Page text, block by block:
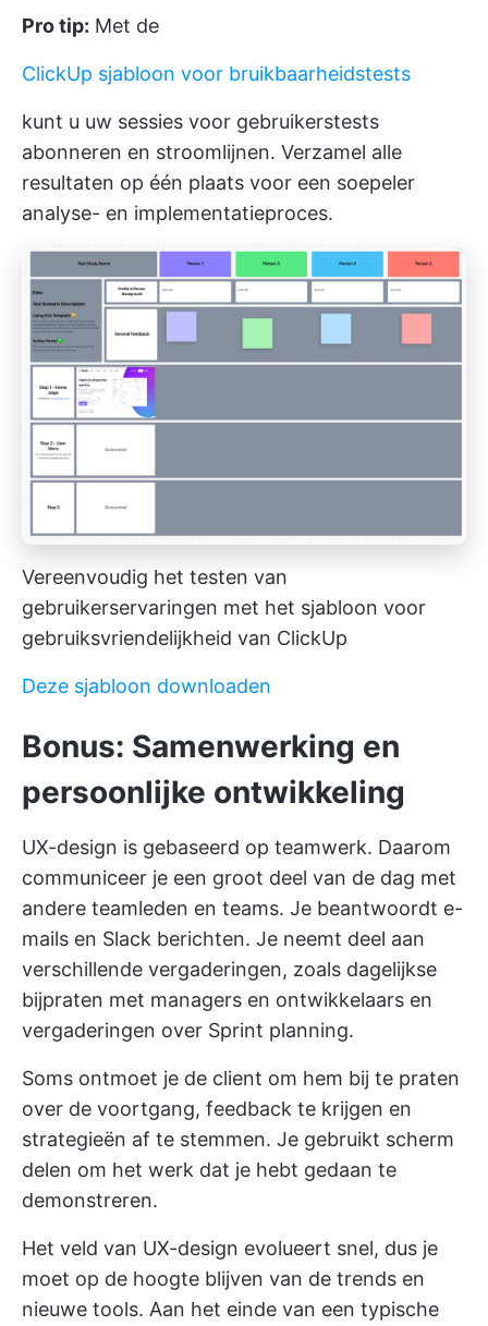
Pro tip: Met de
ClickUp sjabloon voor bruikbaarheidstests
kunt u uw sessies voor gebruikerstests
abonneren en stroomlijnen. Verzamel alle
resultaten op één plaats voor een soepeler
analyse- en implementatieproces.
Vereenvoudig het testen van
gebruikerservaringen met het sjabloon voor
gebruiksvriendelijkheid van ClickUp
Deze sjabloon downloaden
Bonus: Samenwerking en
persoonlijke ontwikkeling
UX-design is gebaseerd op teamwerk. Daarom
communiceer je een groot deel van de dag met
andere teamleden en teams. Je beantwoordt e-
mails en Slack berichten. Je neemt deel aan
verschillende vergaderingen, zoals dagelijkse
bijpraten met managers en ontwikkelaars en
vergaderingen over Sprint planning.
Soms ontmoet je de client om hem bij te praten
over de voortgang, feedback te krijgen en
strategieën af te stemmen. Je gebruikt scherm
delen om het werk dat je hebt gedaan te
demonstreren.
Het veld van UX-design evolueert snel, dus je
moet op de hoogte blijven van de trends en
nieuwe tools. Aan het einde van een typische